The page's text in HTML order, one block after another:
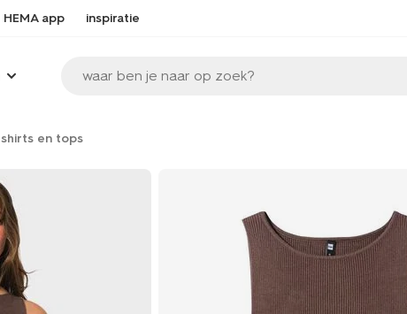
HEMA app inspiratie
waar ben je naar op zoek?
shirts en tops